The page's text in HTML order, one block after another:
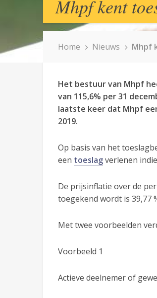
Mhpf kent
Home Nieuws Mhpf
Het bestuur van Mhpf
van 115,6% per 31
laatste keer dat Mhpf
2019.
Op basis van het
een toeslagverlenen
De prijsinflatie over de
toegekend wordt is 39,77
Met twee voorbeelden
Voorbeeld 1
Actieve deelnemer of